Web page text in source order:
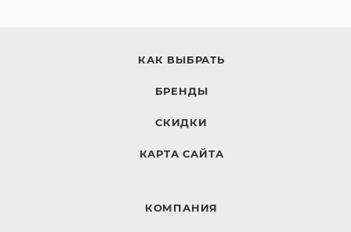
КАК ВЫБРАТЬ
БРЕНДЫ
СКИДКИ
КАРТА САЙТА
КОМПАНИЯ